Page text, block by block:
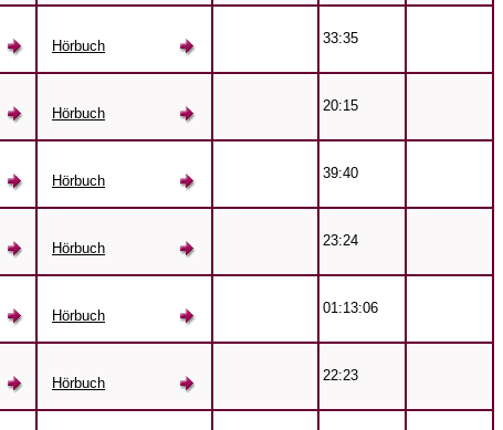
Hörbuch 33:35
Hörbuch 20:15
Hörbuch 39:40
Hörbuch 23:24
Hörbuch 01:13:06
Hörbuch 22:23